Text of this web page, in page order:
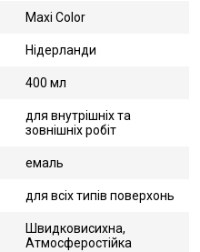
Maxi Color
Нідерланди
400 мл
для внутрішніх та
зовнішніх робіт
емаль
для всіх типів поверхонь
Швидковисихна,
Атмосферостійка